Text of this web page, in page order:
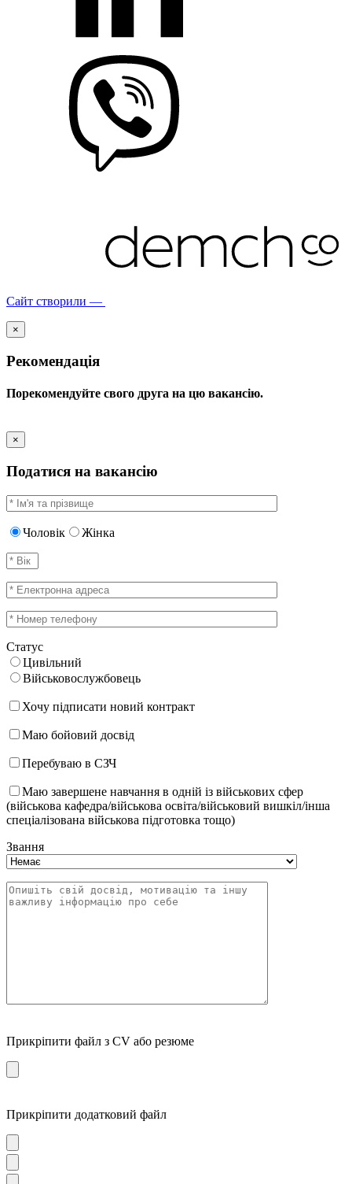
Сайт створили —
×
Рекомендація
Порекомендуйте свого друга на цю вакансію.
×
Податися на вакансію
Чоловік Жінка
Статус
Цивільний
Військовослужбовець
Хочу підписати новий контракт
Маю бойовий досвід
Перебуваю в СЗЧ
Маю завершене навчання в одній із військових сфер
(військова кафедра/військова освіта/військовий вишкіл/інша
спеціалізована військова підготовка тощо)
Звання
Прикріпити файл з CV або резюме
Прикріпити додатковий файл